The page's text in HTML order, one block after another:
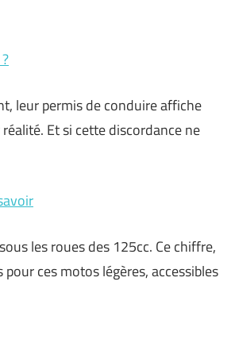
leur permis de conduire affiche
Et si cette discordance ne
les roues des 125cc. Ce chiffre,
ces motos légères, accessibles